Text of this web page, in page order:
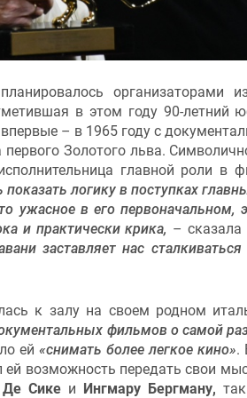
организаторами
в этом году 90-летний
впервые – в 1965 году с
Золотого льва.
главной роли в
логику в поступках
ужасное в его первоначальном,
и практически крика, – сказала
заставляет нас
к залу на своем родном
фильмов о самой
ей «снимать более легкое кино».
ей возможность передать свои
Де Сикеи Ингмару Бергману,